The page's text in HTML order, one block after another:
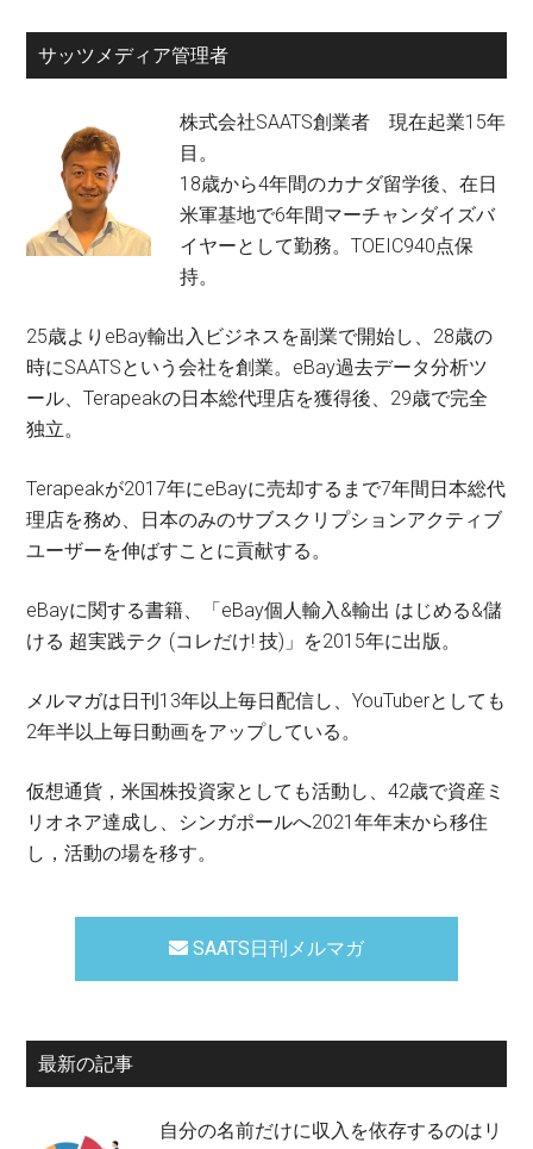
サッツメディア管理者
株式会社SAATS創業者 現在起業15年
目。
18歳から4年間のカナダ留学後、在日
米軍基地で6年間マーチャンダイズバ
イヤーとして勤務。TOEIC940点保
持。
25歳よりeBay輸出入ビジネスを副業で開始し、28歳の
時にSAATSという会社を創業。eBay過去データ分析ツ
ール、Terapeakの日本総代理店を獲得後、29歳で完全
独立。
Terapeakが2017年にeBayに売却するまで7年間日本総代
理店を務め、日本のみのサブスクリプションアクティブ
ユーザーを伸ばすことに貢献する。
eBayに関する書籍、「eBay個人輸入&輸出 はじめる&儲
ける 超実践テク (コレだけ! 技)」を2015年に出版。
メルマガは日刊13年以上毎日配信し、YouTuberとしても
2年半以上毎日動画をアップしている。
仮想通貨，米国株投資家としても活動し、42歳で資産ミ
リオネア達成し、シンガポールへ2021年年末から移住
し，活動の場を移す。
SAATS日刊メルマガ
最新の記事
自分の名前だけに収入を依存するのはリ